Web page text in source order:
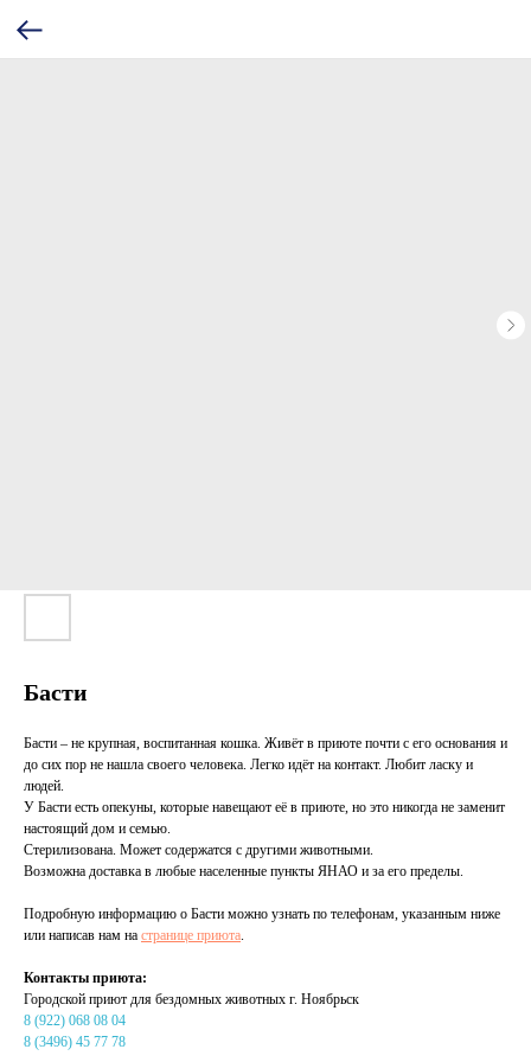
Басти
Басти – не крупная, воспитанная кошка. Живёт в приюте почти с его основания и
до сих пор не нашла своего человека. Легко идёт на контакт. Любит ласку и
людей.
У Басти есть опекуны, которые навещают её в приюте, но это никогда не заменит
настоящий дом и семью.
Стерилизована. Может содержатся с другими животными.
Возможна доставка в любые населенные пункты ЯНАО и за его пределы.
Подробную информацию о Басти можно узнать по телефонам, указанным ниже
или написав нам на странице приюта.
Контакты приюта:
Городской приют для бездомных животных г. Ноябрьск
8 (922) 068 08 04
8 (3496) 45 77 78